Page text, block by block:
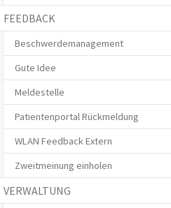
FEEDBACK
Beschwerdemanagement
Gute Idee
Meldestelle
Patientenportal Rückmeldung
WLAN Feedback Extern
Zweitmeinung einholen
VERWALTUNG